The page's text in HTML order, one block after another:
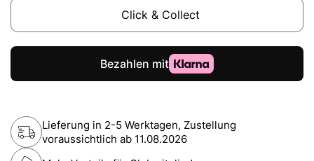
Click & Collect
Lieferung in 2-5 Werktagen, Zustellung
voraussichtlich ab 11.08.2026